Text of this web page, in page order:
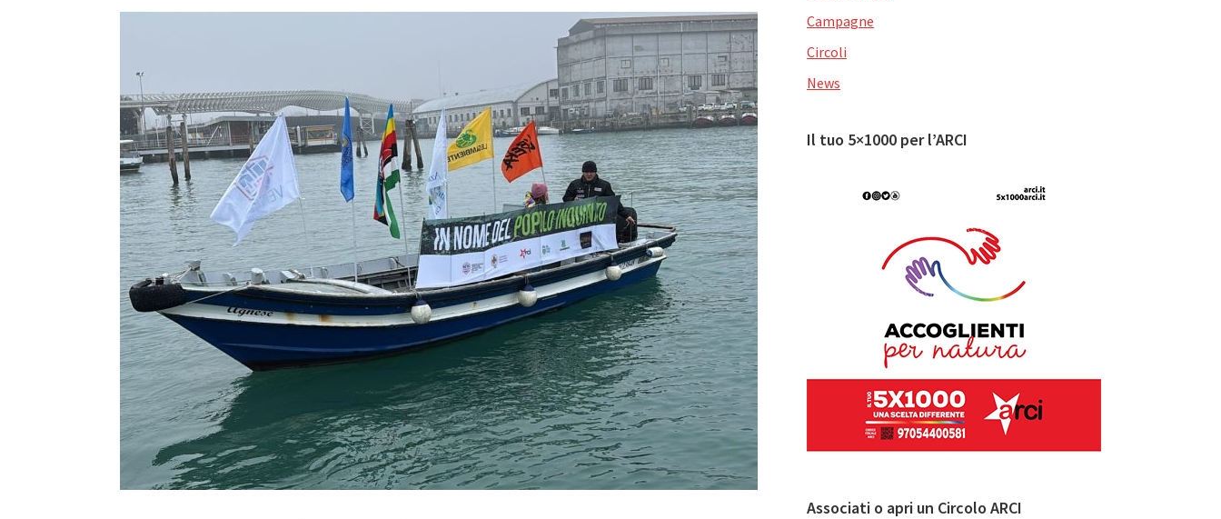
Campagne
Circoli
News
Il tuo 5×1000 per l’ARCI
Associati o apri un Circolo ARCI